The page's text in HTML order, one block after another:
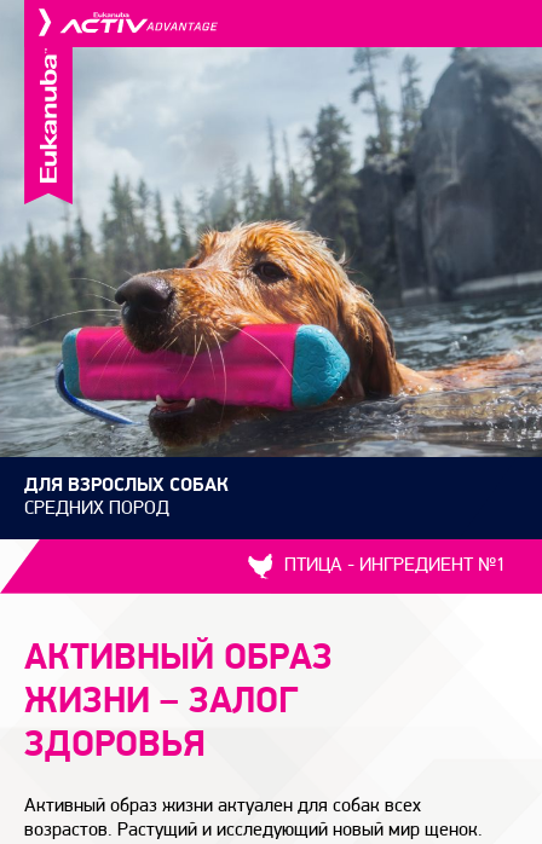
ДЛЯ ВЗРОСЛЫХ СОБАК
СРЕДНИХ ПОРОД
ПТИЦА - ИНГРЕДИЕНТ №1
АКТИВНЫЙ ОБРАЗ
ЖИЗНИ – ЗАЛОГ
ЗДОРОВЬЯ
Активный образ жизни актуален для собак всех
возрастов. Растущий и исследующий новый мир щенок.